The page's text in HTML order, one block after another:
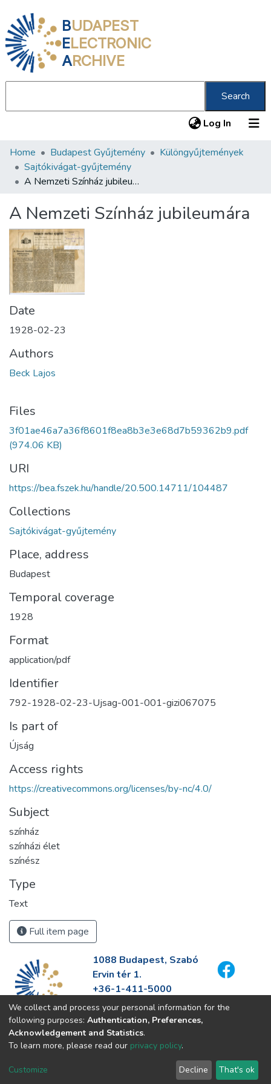
BUDAPEST
ELECTRONIC
ARCHIVE
Search
Log In (current)
Communities & Collections
All of DSpace
About us
Home Budapest Gyűjtemény
Különgyűjtemények
Sajtókivágat-gyűjtemény
A Nemzeti Színház jubileumára
A Nemzeti Színház jubileumára
Date
1928-02-23
Authors
Beck Lajos
Files
3f01ae46a7a36f8601f8ea8b3e3e68d7b59362b9.pdf
(974.06 KB)
URI
https://bea.fszek.hu/handle/20.500.14711/104487
Collections
Sajtókivágat-gyűjtemény
Place, address
Budapest
Temporal coverage
1928
Format
application/pdf
Identifier
792-1928-02-23-Ujsag-001-001-gizi067075
Is part of
Újság
Access rights
https://creativecommons.org/licenses/by-nc/4.0/
Subject
színház
színházi élet
színész
Type
Text
Full item page
1088 Budapest, Szabó
Ervin tér 1.
+36-1-411-5000
info@fszek.hu
https://fszek.hu
We collect and process your personal information for the
following purposes: Authentication, Preferences,
Acknowledgement and Statistics.
To learn more, please read our privacy policy.
Customize Decline That's ok